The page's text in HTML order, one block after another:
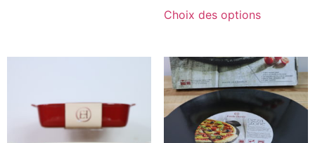
Choix des options